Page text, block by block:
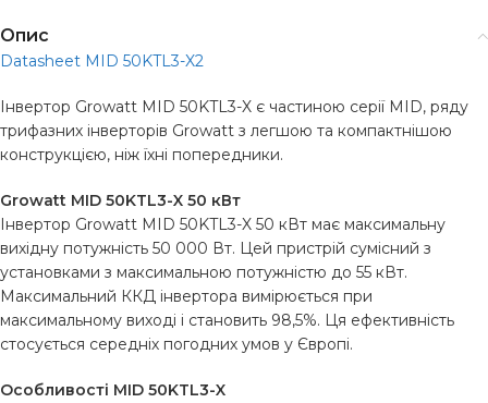
Опис
Datasheet MID 50KTL3-X2
Інвертор Growatt MID 50KTL3-X є частиною серії MID, ряду
трифазних інверторів Growatt з легшою та компактнішою
конструкцією, ніж їхні попередники.
Growatt MID 50KTL3-X 50 кВт
Інвертор Growatt MID 50KTL3-X 50 кВт має максимальну
вихідну потужність 50 000 Вт. Цей пристрій сумісний з
установками з максимальною потужністю до 55 кВт.
Максимальний ККД інвертора вимірюється при
максимальному виході і становить 98,5%. Ця ефективність
стосується середніх погодних умов у Європі.
Особливості MID 50KTL3-X